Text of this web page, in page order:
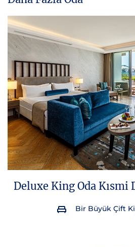
Deluxe King Oda Kısmi
Bir Büyük Çift